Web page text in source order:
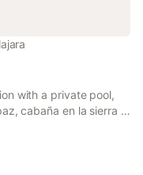
with a private pool,
cabaña en la sierra is
and quiet street